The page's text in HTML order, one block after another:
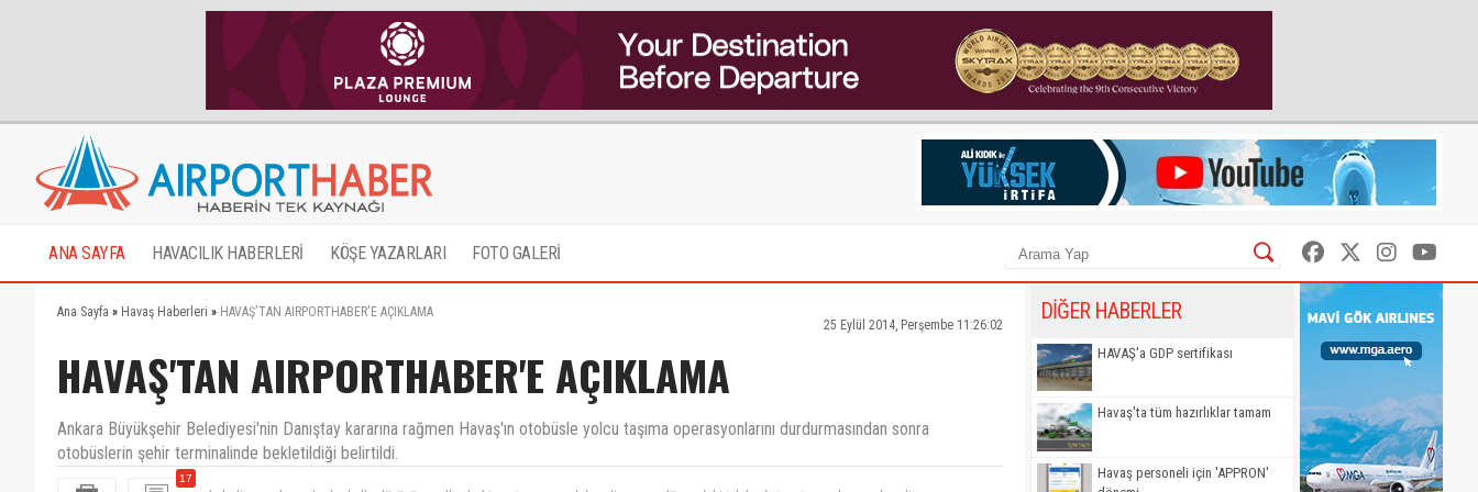
ANA SAYFA HAVACILIK HABERLERİ KÖŞE YAZARLARI FOTO GALERİ
Ana Sayfa » Havaş Haberleri » HAVAŞ'TAN AIRPORTHABER'E AÇIKLAMA
25 Eylül 2014, Perşembe 11:26:02
HAVAŞ'TAN AIRPORTHABER'E AÇIKLAMA
Ankara Büyükşehir Belediyesi'nin Danıştay kararına rağmen Havaş'ın otobüsle yolcu taşıma operasyonlarını durdurmasından sonra
otobüslerin şehir terminalinde bekletildiği belirtildi.
17
DİĞER HABERLER
HAVAŞ'a GDP sertifikası
Havaş'ta tüm hazırlıklar tamam
Havaş personeli için 'APPRON'